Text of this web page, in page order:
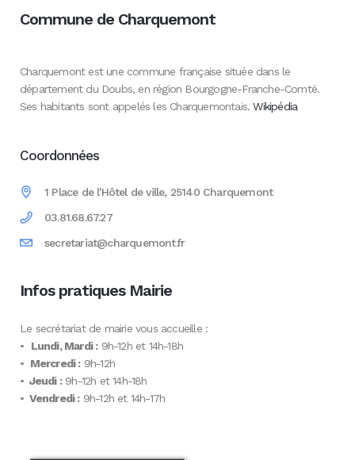
Commune de Charquemont
Charquemont est une commune française située dans le
département du Doubs, en région Bourgogne-Franche-Comté.
Ses habitants sont appelés les Charquemontais.Wikipédia
Coordonnées
1 Place de l'Hôtel de ville, 25140 Charquemont
03.81.68.67.27
secretariat@charquemont.fr
Infos pratiques Mairie
Le secrétariat de mairie vous accueille :
• Lundi, Mardi :9h-12h et 14h-18h
• Mercredi :9h-12h
• Jeudi :9h-12h et 14h-18h
• Vendredi :9h-12h et 14h-17h